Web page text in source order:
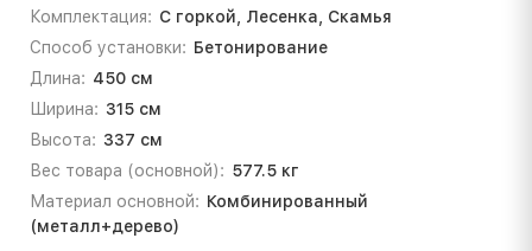
Комплектация: С горкой, Лесенка, Скамья
Способ установки: Бетонирование
Длина: 450 см
Ширина: 315 см
Высота: 337 см
Вес товара (основной): 577.5 кг
Материал основной: Комбинированный
(металл+дерево)